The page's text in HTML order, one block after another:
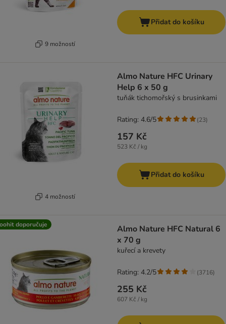
9 možností
Přidat do košíku
4 možností
Almo Nature HFC Urinary
Help 6 x 50 g
tuňák tichomořský s brusinkami
157 Kč
523 Kč / kg
Rating: 4.6/5 (23)
Přidat do košíku
doporučuje
Almo Nature HFC Natural 6
x 70 g
kuřecí a krevety
255 Kč
607 Kč / kg
Rating: 4.2/5 (3716)